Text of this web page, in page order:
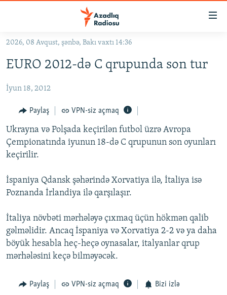
Əsas
qayıt
naviqasiyaya
Axtarışa
keç
KORRUPSIOMETR
#ƏSLINDƏ
FƏRQƏ BAX
QANUNI DOĞRU
ARAŞDIRMA
MULTIMEDIA
FOTOQALEREYA
KARIKATURA
OXU ZALI
AZƏRBAYCAN ƏDƏBIYYATI KITABXANASI
İSLAM VƏ DEMOKRATIYA
HAQQIMIZDA
PEŞƏ ETIKASI VƏ JURNALISTIKA STANDARTLARIMIZ
AZADLIQRADIOSU MOBIL TELEFONUNUZDA
BIZI IZLƏ
2026, 08 Avqust, şənbə, Bakı vaxtı 14:36
EURO 2012-də C qrupunda son tur
İyun 18, 2012
Paylaş VPN-siz açmaq
Ukrayna və Polşada keçirilən futbol üzrə Avropa
Çempionatında iyunun 18-də C qrupunun son oyunları
keçirilir.
İspaniya Qdansk şəhərində Xorvatiya ilə, İtaliya isə
Poznanda İrlandiya ilə qarşılaşır.
İtaliya növbəti mərhələyə çıxmaq üçün hökmən qalib
gəlməlidir. Ancaq İspaniya və Xorvatiya 2-2 və ya daha
böyük hesabla heç-heçə oynasalar, italyanlar qrup
mərhələsini keçə bilməyəcək.
Paylaş VPN-siz açmaq Bizi izlə